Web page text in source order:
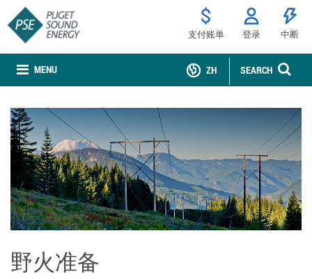
MENU
支付账单 登录 中断
SEARCH
ZH
野火准备